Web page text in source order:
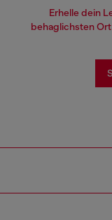
Erhelle dein
behaglichsten